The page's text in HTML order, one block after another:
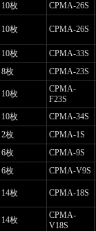
10枚
CPMA-26S
10枚 CPMA-26S
10枚
CPMA-33S
8枚 CPMA-23S
10枚
CPMA-
F23S
10枚
CPMA-34S
2枚
CPMA-1S
6枚
CPMA-9S
6枚 CPMA-V9S
14枚 CPMA-18S
14枚
CPMA-
V18S